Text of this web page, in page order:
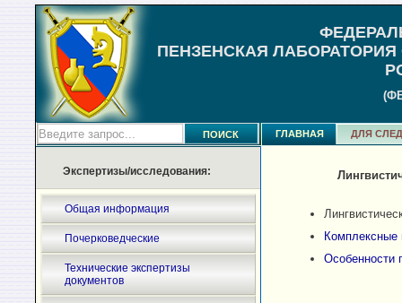
ПЕНЗЕНСКАЯ
ГЛАВНАЯ ДЛЯ
Экспертизы/исследования:
Общая информация
Почерковедческие
Технические экспертизы
документов
Комплексные
Особенности